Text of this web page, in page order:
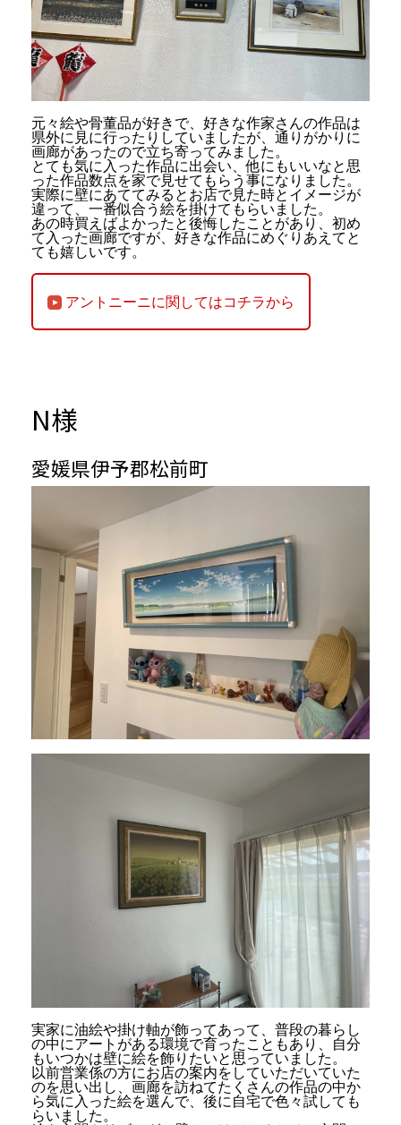
元々絵や骨董品が好きで、好きな作家さんの作品は
県外に見に行ったりしていましたが、通りがかりに
画廊があったので立ち寄ってみました。
とても気に入った作品に出会い、他にもいいなと思
った作品数点を家で見せてもらう事になりました。
実際に壁にあててみるとお店で見た時とイメージが
違って、一番似合う絵を掛けてもらいました。
あの時買えばよかったと後悔したことがあり、初め
て入った画廊ですが、好きな作品にめぐりあえてと
ても嬉しいです。
アントニーニに関してはコチラから
N様
愛媛県伊予郡松前町
実家に油絵や掛け軸が飾ってあって、普段の暮らし
の中にアートがある環境で育ったこともあり、自分
もいつかは壁に絵を飾りたいと思っていました。
以前営業係の方にお店の案内をしていただいていた
のを思い出し、画廊を訪ねてたくさんの作品の中か
ら気に入った絵を選んで、後に自宅で色々試しても
らいました。